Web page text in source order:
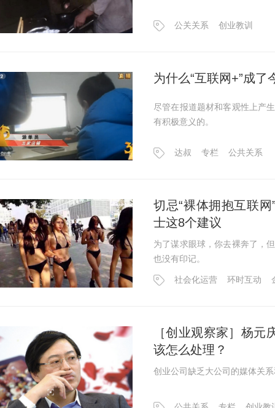
公关关系 创业教训
为什么“互联网+”成了
尽管在报道题材和客观性上产
有积极意义的。
达叔 专栏 公共关系
切忌“裸体拥抱互联
士这8个建议
为了谋求眼球，你去裸奔了，
也没有印记。
社会化运营 环时互动
［创业观察家］杨
该怎么处理？
创业公司缺乏大公司的媒体关